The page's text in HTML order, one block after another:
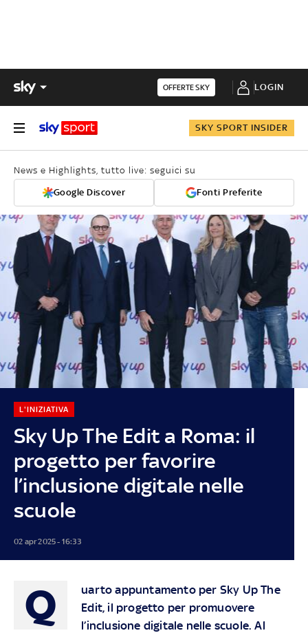
OFFERTE SKY LOGIN
SKY SPORT INSIDER
News e Highlights, tutto live: seguici su
Google Discover Fonti Preferite
Sky Up The Edit a Roma: il
progetto per favorire
l’inclusione digitale nelle
scuole
L'INIZIATIVA
02 apr 2025 - 16:33
Q uarto appuntamento per Sky Up The
Edit, il progetto per promuovere
l’inclusione digitale nelle scuole. Al